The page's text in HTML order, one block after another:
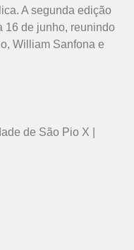
A segunda edição
16 de junho, reunindo
William Sanfona e
de São Pio X |